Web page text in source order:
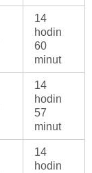
14
hodin
60
minut
14
hodin
57
minut
14
hodin